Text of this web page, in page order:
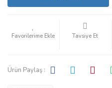
Tavsiye Et
Ürün Paylaş :